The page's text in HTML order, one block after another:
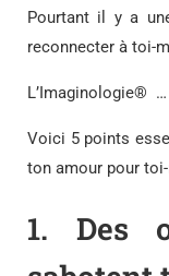
Pourtant il y a
reconnecter à toi-
L’Imaginologie®
Voici 5 points
ton amour pour
1. Des